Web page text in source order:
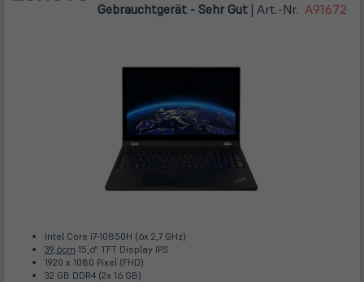
Gebrauchtgerät - Sehr Gut | Art.-Nr. A91672
Intel Core i7-10850H (6x 2,7 GHz)
39,6cm 15,6" TFT Display IPS
1920 x 1080 Pixel (FHD)
32 GB DDR4 (2x 16 GB)